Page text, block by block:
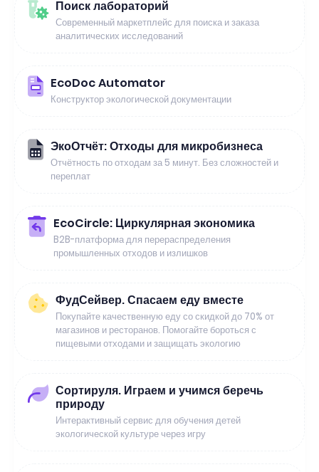
Поиск лабораторий
Современный маркетплейс для поиска и заказа
аналитических исследований
EcoDoc Automator
Конструктор экологической документации
ЭкоОтчёт: Отходы для микробизнеса
Отчётность по отходам за 5 минут. Без сложностей и
переплат
EcoCircle: Циркулярная экономика
B2B-платформа для перераспределения
промышленных отходов и излишков
ФудСейвер. Спасаем еду вместе
Покупайте качественную еду со скидкой до 70% от
магазинов и ресторанов. Помогайте бороться с
пищевыми отходами и защищать экологию
Сортируля. Играем и учимся беречь
природу
Интерактивный сервис для обучения детей
экологической культуре через игру